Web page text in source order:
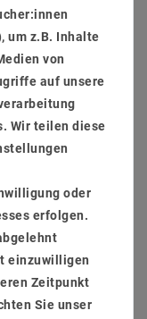
92 36W 5 Meter
um z.B. Inhalte
von
auf unsere
Wir teilen diese
oder
erfolgen.
einzuwilligen
Zeitpunkt
Sie unser